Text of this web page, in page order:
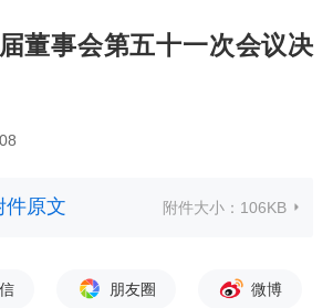
董事会第五十一次会议决
件原文 附件大小： 106KB
朋友圈 微博